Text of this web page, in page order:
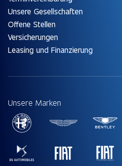
Unsere Gesellschaften
Offene Stellen
Versicherungen
Leasing und Finanzierung
Unsere Marken